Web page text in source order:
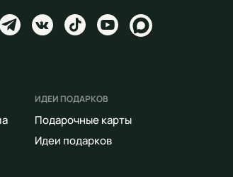
ИДЕИ ПОДАРКОВ
Подарочные карты
Идеи подарков